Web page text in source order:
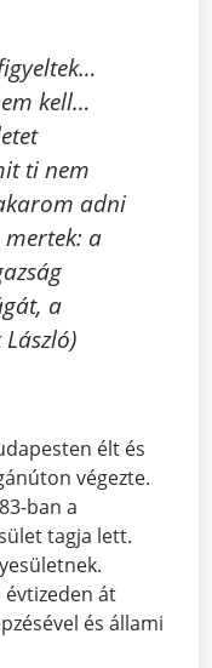
kell…
ti nem
adni
a
a
élt és
végezte.
ban a
tagja lett.
át
és állami